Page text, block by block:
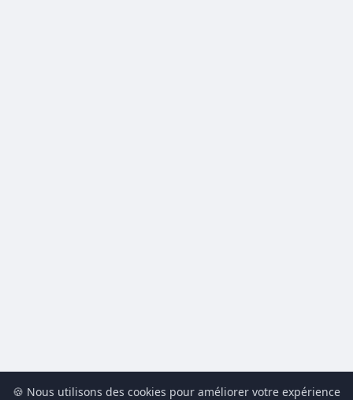
🍪 Nous utilisons des cookies pour améliorer votre expérience